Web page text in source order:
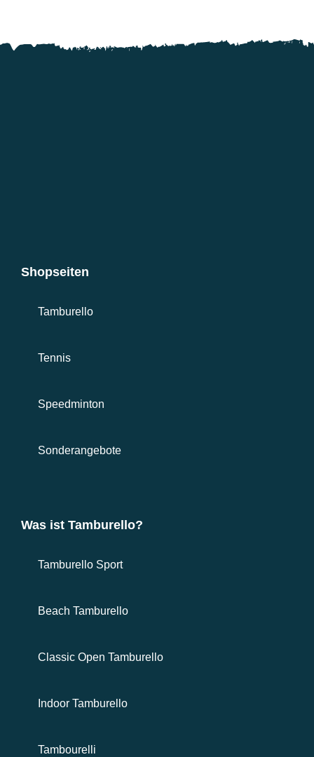
Shopseiten
Tamburello
Tennis
Speedminton
Sonderangebote
Was ist Tamburello?
Tamburello Sport
Beach Tamburello
Classic Open Tamburello
Indoor Tamburello
Tambourelli